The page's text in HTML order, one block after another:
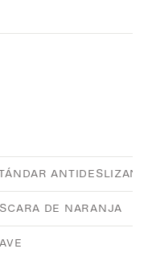
DE NARANJA